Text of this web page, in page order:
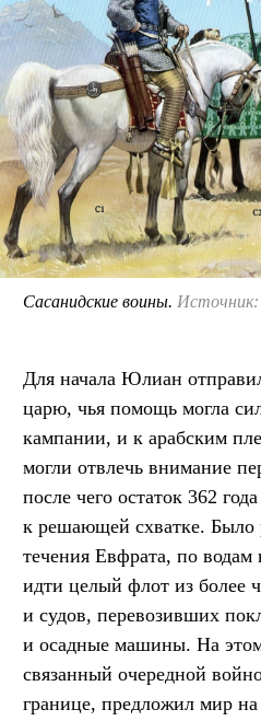
Сасанидские воины. Источник:
Для начала Юлиан
царю, чья помощь могла
кампании, и к арабским
могли отвлечь внимание
после чего остаток 362
к решающей схватке. Было
течения Евфрата, по водам
идти целый флот из более
и судов, перевозивших
и осадные машины. На
связанный очередной
границе, предложил мир